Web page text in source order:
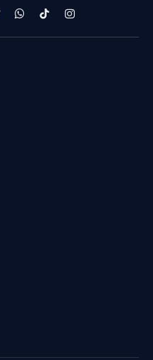
WhatsApp
TikTokInstagram